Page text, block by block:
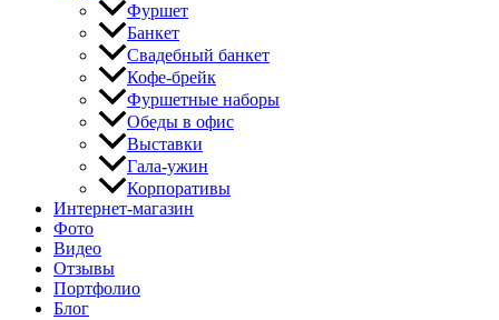
Фуршет
Банкет
Свадебный банкет
Кофе-брейк
Фуршетные наборы
Обеды в офис
Выставки
Гала-ужин
Корпоративы
Интернет-магазин
Фото
Видео
Отзывы
Портфолио
Блог